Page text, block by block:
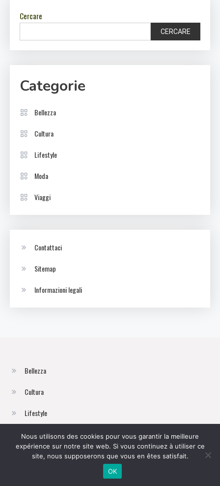
Cercare
CERCARE
Categorie
Bellezza
Cultura
Lifestyle
Moda
Viaggi
Contattaci
Sitemap
Informazioni legali
Bellezza
Cultura
Lifestyle
Moda
Viaggi
Nous utilisons des cookies pour vous garantir la meilleure
expérience sur notre site web. Si vous continuez à utiliser ce
site, nous supposerons que vous en êtes satisfait.
OK